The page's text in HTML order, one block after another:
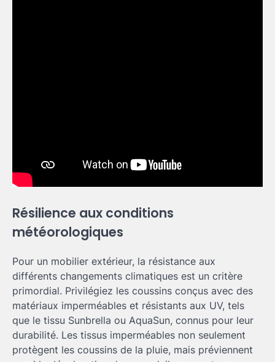
Résilience aux conditions
météorologiques
Pour un mobilier extérieur, la résistance aux
différents changements climatiques est un critère
primordial. Privilégiez les coussins conçus avec des
matériaux imperméables et résistants aux UV, tels
que le tissu Sunbrella ou AquaSun, connus pour leur
durabilité. Les tissus imperméables non seulement
protègent les coussins de la pluie, mais préviennent